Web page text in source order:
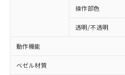
操作部色
透明/不透明
動作機能
ベゼル材質